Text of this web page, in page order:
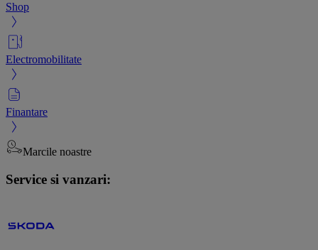
Shop
Electromobilitate
Finantare
Marcile noastre
Service si vanzari: